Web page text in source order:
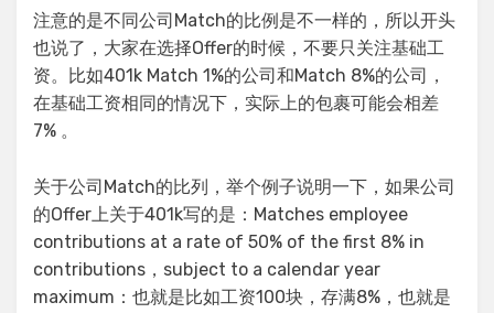
注意的是不同公司Match的比例是不一样的，所以开头
也说了，大家在选择Offer的时候，不要只关注基础工
资。比如401k Match 1%的公司和Match 8%的公司，
在基础工资相同的情况下，实际上的包裹可能会相差
7% 。
关于公司Match的比列，举个例子说明一下，如果公司
的Offer上关于401k写的是：Matches employee
contributions at a rate of 50% of the first 8% in
contributions，subject to a calendar year
maximum：也就是比如工资100块，存满8%，也就是